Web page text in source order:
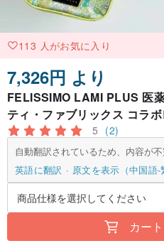
113 人がお気に入り
7,326円 より
FELISSIMO LAMI PLUS 医
ティ・ファブリックス コラ
5 (2)
自動翻訳されているため、内容が不
英語に翻訳
原文を表示（中国語-
カー